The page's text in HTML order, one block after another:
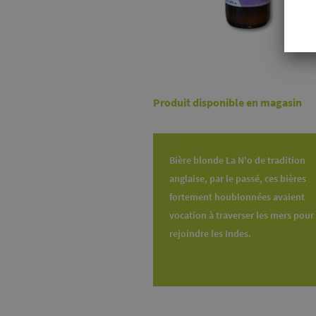
Produit disponible en magasin
Bière blonde La N'o de tradition
anglaise, par le passé, ces bières
fortement houblonnées avaient
vocation à traverser les mers pour
rejoindre les Indes.